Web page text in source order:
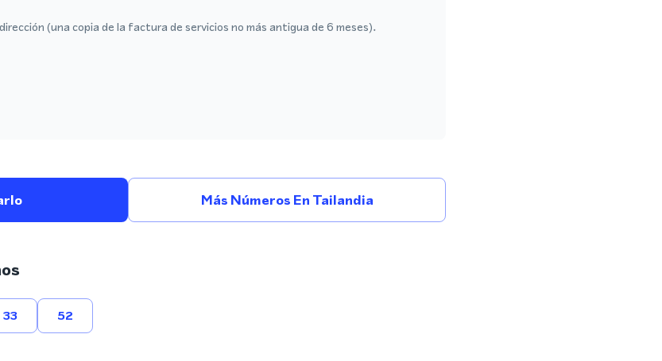
(una copia de la factura de servicios no más antigua de 6 meses).
Más Números En Tailandia
33 52